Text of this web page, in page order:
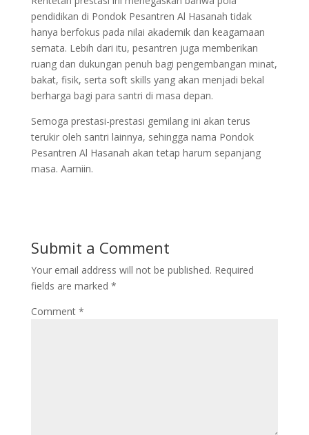
pendidikan di Pondok Pesantren Al Hasanah tidak
hanya berfokus pada nilai akademik dan keagamaan
semata. Lebih dari itu, pesantren juga memberikan
ruang dan dukungan penuh bagi pengembangan minat,
bakat, fisik, serta soft skills yang akan menjadi bekal
berharga bagi para santri di masa depan.
Semoga prestasi-prestasi gemilang ini akan terus
terukir oleh santri lainnya, sehingga nama Pondok
Pesantren Al Hasanah akan tetap harum sepanjang
masa. Aamiin.
Submit a Comment
Your email address will not be published. Required
fields are marked *
Comment *